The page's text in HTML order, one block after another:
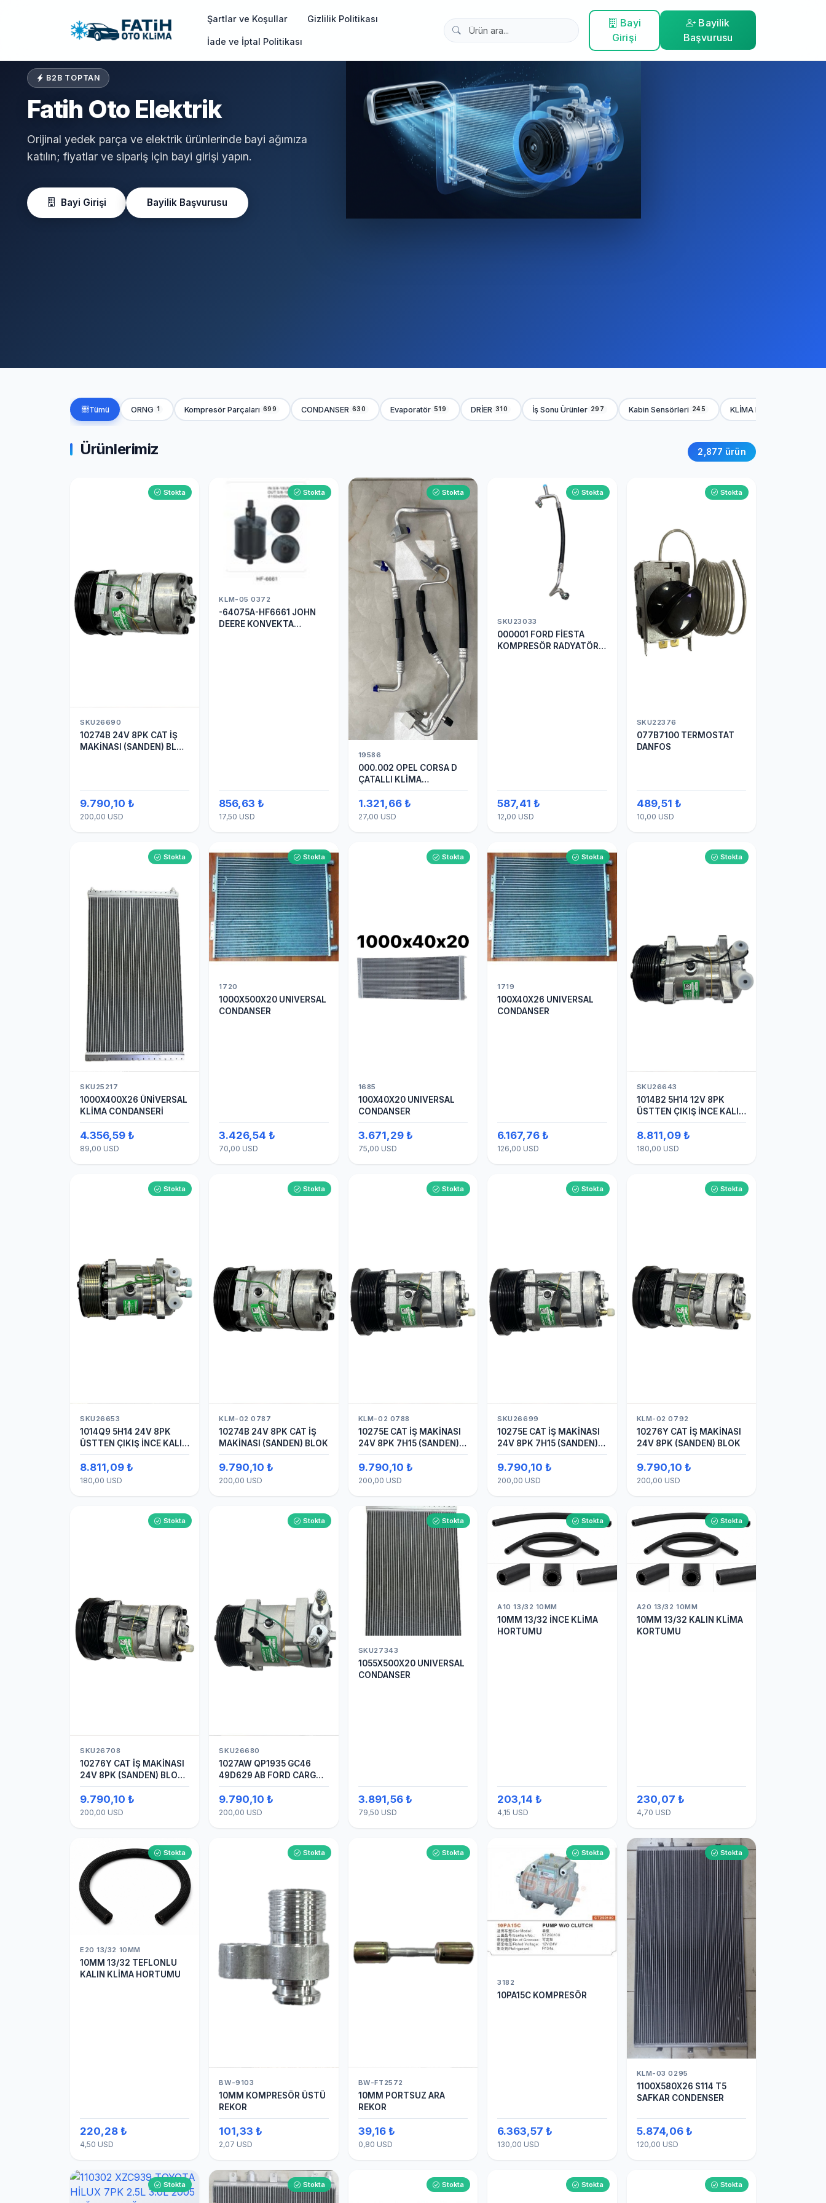
Şartlar ve Koşullar Gizlilik Politikası
İade ve İptal Politikası
Bayi
Girişi
Bayilik
Başvurusu
B2B TOPTAN
Fatih Oto Elektrik
Orijinal yedek parça ve elektrik ürünlerinde bayi ağımıza
katılın; fiyatlar ve sipariş için bayi girişi yapın.
Bayi Girişi Bayilik Başvurusu
Tümü ORNG 1 Kompresör Parçaları 699 CONDANSER 630 Evaporatör 519 DRİER 310 İş Sonu Ürünler 297 Kabin Sensörleri 245 KLİMA HORTUMLARI
Ürünlerimiz 2,877 ürün
Stokta
SKU26690
10274B 24V 8PK CAT İŞ
MAKİNASI (SANDEN) BLOK
9.790,10 ₺
200,00 USD
Stokta
KLM-05 0372
-64075A-HF6661 JOHN
DEERE KONVEKTA
856,63 ₺
17,50 USD
Stokta
19586
000.002 OPEL CORSA D
ÇATALLI KLİMA
HORTUMU
(OEM:1320335)
1.321,66 ₺
27,00 USD
Stokta
SKU23033
000001 FORD FİESTA
KOMPRESÖR RADYATÖR
587,41 ₺
12,00 USD
Stokta
SKU22376
077B7100 TERMOSTAT
DANFOS
489,51 ₺
10,00 USD
Stokta
SKU25217
1000X400X26 ÜNİVERSAL
KLİMA CONDANSERİ
4.356,59 ₺
89,00 USD
Stokta
1720
1000X500X20 UNIVERSAL
CONDANSER
3.426,54 ₺
70,00 USD
Stokta
1685
100X40X20 UNIVERSAL
CONDANSER
3.671,29 ₺
75,00 USD
Stokta
1719
100X40X26 UNIVERSAL
CONDANSER
6.167,76 ₺
126,00 USD
Stokta
SKU26643
1014B2 5H14 12V 8PK
ÜSTTEN ÇIKIŞ İNCE KALIN
(SANDEN) KLİMA
KOMPESÖRÜ
8.811,09 ₺
180,00 USD
Stokta
SKU26653
1014Q9 5H14 24V 8PK
ÜSTTEN ÇIKIŞ İNCE KALIN
(SANDEN) KLİMA
KOMPRESÖRÜ
KOMPRESÖR
8.811,09 ₺
180,00 USD
Stokta
KLM-02 0787
10274B 24V 8PK CAT İŞ
MAKİNASI (SANDEN) BLOK
9.790,10 ₺
200,00 USD
Stokta
KLM-02 0788
10275E CAT İŞ MAKİNASI
24V 8PK 7H15 (SANDEN)
BLOK
9.790,10 ₺
200,00 USD
Stokta
SKU26699
10275E CAT İŞ MAKİNASI
24V 8PK 7H15 (SANDEN)
BLOK SAPLAMALI KLİMA
KOMPRESÖRÜ
9.790,10 ₺
200,00 USD
Stokta
KLM-02 0792
10276Y CAT İŞ MAKİNASI
24V 8PK (SANDEN) BLOK
9.790,10 ₺
200,00 USD
Stokta
SKU26708
10276Y CAT İŞ MAKİNASI
24V 8PK (SANDEN) BLOK
SAPLAMALI KLİMA
KOMPRESÖRÜ 7H15
9.790,10 ₺
200,00 USD
Stokta
SKU26680
1027AW QP1935 GC46
49D629 AB FORD CARGO
24V 8PK ÜSTTEN ÇIKIŞ
4142 (SANDEN) KLİMA
KOMPRESÖRÜ 7H15
9.790,10 ₺
200,00 USD
Stokta
SKU27343
1055X500X20 UNIVERSAL
CONDANSER
3.891,56 ₺
79,50 USD
Stokta
A10 13/32 10MM
10MM 13/32 İNCE KLİMA
HORTUMU
203,14 ₺
4,15 USD
Stokta
A20 13/32 10MM
10MM 13/32 KALIN KLİMA
KORTUMU
230,07 ₺
4,70 USD
Stokta
E20 13/32 10MM
10MM 13/32 TEFLONLU
KALIN KLİMA HORTUMU
220,28 ₺
4,50 USD
Stokta
BW-9103
10MM KOMPRESÖR ÜSTÜ
REKOR
101,33 ₺
2,07 USD
Stokta
BW-FT2572
10MM PORTSUZ ARA
REKOR
39,16 ₺
0,80 USD
Stokta
3182
10PA15C KOMPRESÖR
6.363,57 ₺
130,00 USD
Stokta
KLM-03 0295
1100X580X26 S114 T5
SAFKAR CONDENSER
5.874,06 ₺
120,00 USD
Stokta Stokta Stokta Stokta Stokta